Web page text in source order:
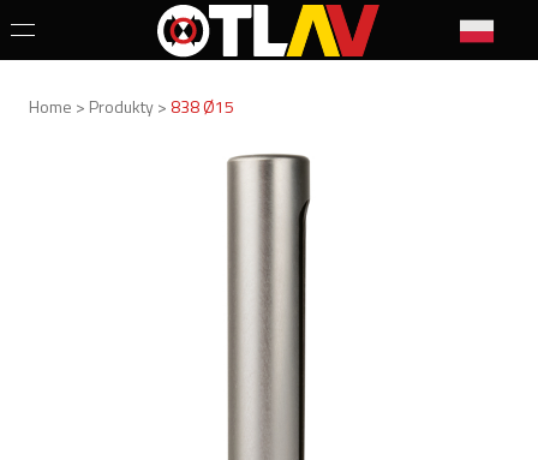
Home > Produkty > 838 Ø15